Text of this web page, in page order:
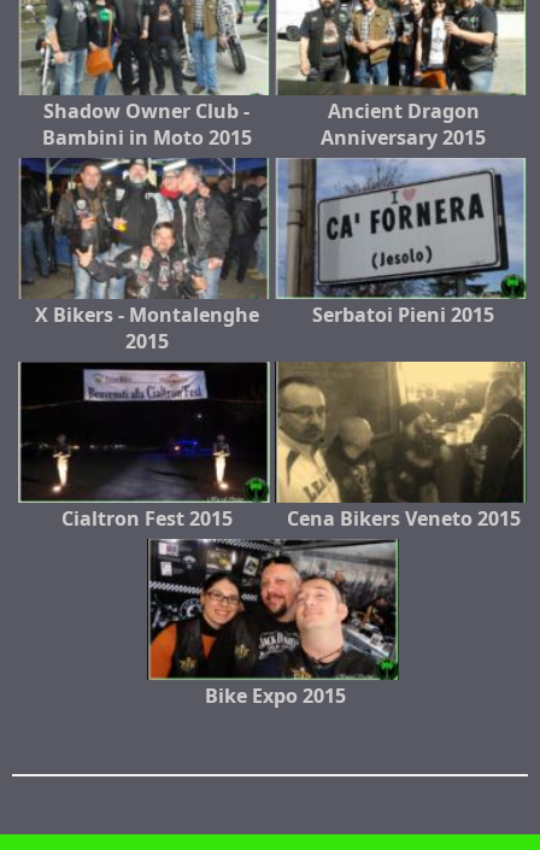
Shadow Owner Club -
Bambini in Moto 2015
Ancient Dragon
Anniversary 2015
X Bikers - Montalenghe
2015
Serbatoi Pieni 2015
Cialtron Fest 2015 Cena Bikers Veneto 2015
Bike Expo 2015